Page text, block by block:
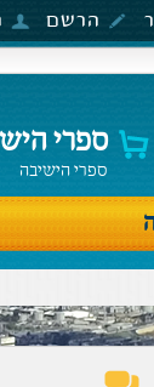
הרשם
ספרי
ספרי הישיבה